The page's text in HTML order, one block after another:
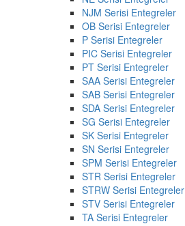
NJM Serisi Entegreler
OB Serisi Entegreler
P Serisi Entegreler
PIC Serisi Entegreler
PT Serisi Entegreler
SAA Serisi Entegreler
SAB Serisi Entegreler
SDA Serisi Entegreler
SG Serisi Entegreler
SK Serisi Entegreler
SN Serisi Entegreler
SPM Serisi Entegreler
STR Serisi Entegreler
STRW Serisi Entegreler
STV Serisi Entegreler
TA Serisi Entegreler